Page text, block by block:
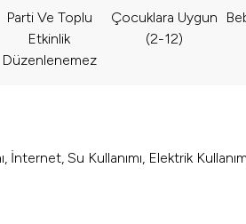
Parti Ve Toplu
Etkinlik
Düzenlenemez
Çocuklara Uygun
(2-12)
İnternet, Su Kullanımı, Elektrik